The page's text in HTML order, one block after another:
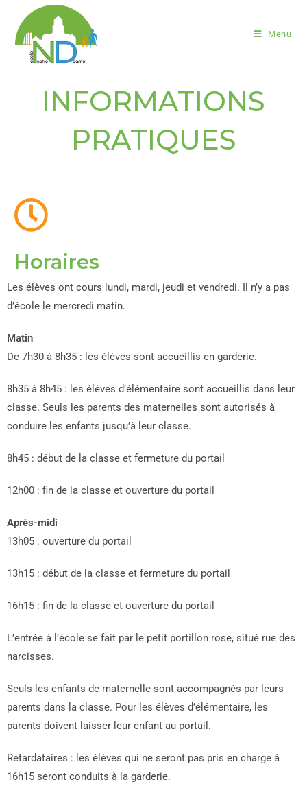
Menu
INFORMATIONS
PRATIQUES
Horaires
Les élèves ont cours lundi, mardi, jeudi et vendredi. Il n’y a pas
d’école le mercredi matin.
Matin
De 7h30 à 8h35 : les élèves sont accueillis en garderie.
8h35 à 8h45 : les élèves d’élémentaire sont accueillis dans leur
classe. Seuls les parents des maternelles sont autorisés à
conduire les enfants jusqu’à leur classe.
8h45 : début de la classe et fermeture du portail
12h00 : fin de la classe et ouverture du portail
Après-midi
13h05 : ouverture du portail
13h15 : début de la classe et fermeture du portail
16h15 : fin de la classe et ouverture du portail
L’entrée à l’école se fait par le petit portillon rose, situé rue des
narcisses.
Seuls les enfants de maternelle sont accompagnés par leurs
parents dans la classe. Pour les élèves d’élémentaire, les
parents doivent laisser leur enfant au portail.
Retardataires : les élèves qui ne seront pas pris en charge à
16h15 seront conduits à la garderie.